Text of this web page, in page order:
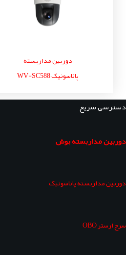
دوربین مداربسته
پاناسونیک WV-SC588
دسترسی سریع
دوربین مداربسته بوش
دوربین مداربسته پاناسونیک
سرج ارستر OBO